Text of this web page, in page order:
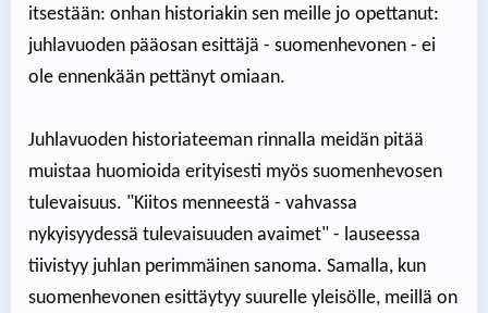
itsestään: onhan historiakin sen meille jo opettanut:
juhlavuoden pääosan esittäjä - suomenhevonen - ei
ole ennenkään pettänyt omiaan.
Juhlavuoden historiateeman rinnalla meidän pitää
muistaa huomioida erityisesti myös suomenhevosen
tulevaisuus. "Kiitos menneestä - vahvassa
nykyisyydessä tulevaisuuden avaimet" - lauseessa
tiivistyy juhlan perimmäinen sanoma. Samalla, kun
suomenhevonen esittäytyy suurelle yleisölle, meillä on